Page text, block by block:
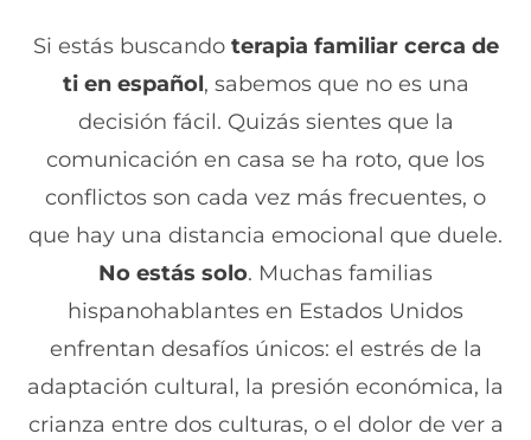
Si estás buscando terapia familiar cerca de
ti en español, sabemos que no es una
decisión fácil. Quizás sientes que la
comunicación en casa se ha roto, que los
conflictos son cada vez más frecuentes, o
que hay una distancia emocional que duele.
No estás solo. Muchas familias
hispanohablantes en Estados Unidos
enfrentan desafíos únicos: el estrés de la
adaptación cultural, la presión económica, la
crianza entre dos culturas, o el dolor de ver a